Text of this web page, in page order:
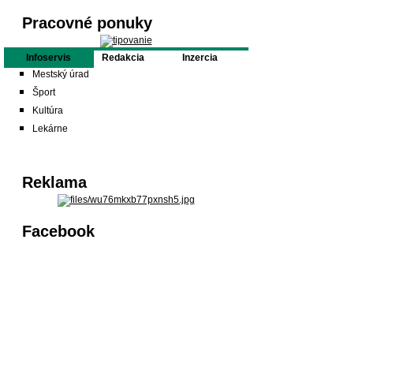
Pracovné ponuky
Infoservis Redakcia
Inzercia
Mestský úrad
Šport
Kultúra
Lekárne
Reklama
Facebook